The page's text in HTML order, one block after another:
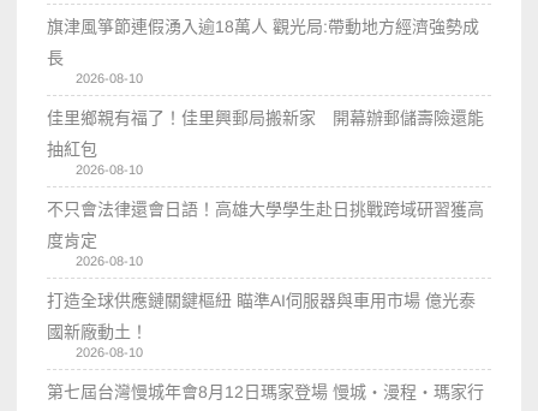
旗津風箏節連假湧入逾18萬人 觀光局:帶動地方經濟強勢成
長
2026-08-10
佳里鄉親有福了！佳里興郵局搬新家 開幕辦郵儲壽險還能
抽紅包
2026-08-10
不只會法律還會日語！高雄大學學生赴日挑戰跨域研習獲高
度肯定
2026-08-10
打造全球供應鏈關鍵樞紐 瞄準AI伺服器與車用市場 億光泰
國新廠動土！
2026-08-10
第七屆台灣慢城年會8月12日瑪家登場 慢城・漫程・瑪家行